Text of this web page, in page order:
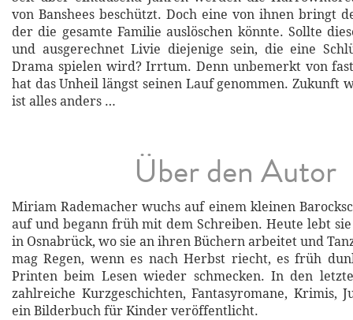
von Banshees beschützt. Doch eine von ihnen bringt
der die gesamte Familie auslöschen könnte. Sollte
und ausgerechnet Livie diejenige sein, die eine
Drama spielen wird? Irrtum. Denn unbemerkt von
hat das Unheil längst seinen Lauf genommen. Zukunft
ist alles anders …
Über den Autor
Miriam Rademacher wuchs auf einem kleinen
auf und begann früh mit dem Schreiben. Heute lebt
in Osnabrück, wo sie an ihren Büchern arbeitet und
mag Regen, wenn es nach Herbst riecht, es früh
Printen beim Lesen wieder schmecken. In den
zahlreiche Kurzgeschichten, Fantasyromane, Krimis,
ein Bilderbuch für Kinder veröffentlicht.